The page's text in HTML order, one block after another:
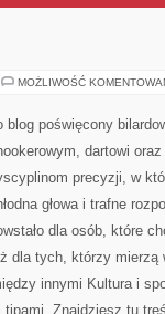
MOŻLIWOŚĆ
blog poświęcony
dartowi
precyzji, w
głowa i trafne
dla osób, które
dla tych, którzy mierzą
innymi Kultura i
Znajdziesz tu